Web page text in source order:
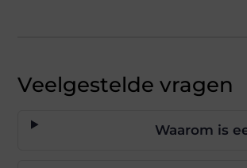
Veelgestelde vragen
Waarom is